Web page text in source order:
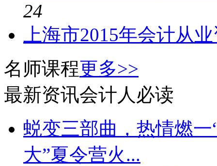
24
上海市2015年会计从
名师课程更多>>
最新资讯会计人必读
蜕变三部曲，热情燃一
大”夏令营火...